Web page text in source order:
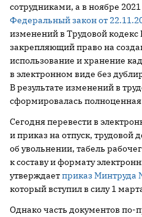
сотрудниками, а в ноябре
Федеральный закон от
изменений в Трудовой
закрепляющий право на
использование и хранение
в электронном виде без
В результате изменений в
сформировалась
Сегодня перевести в
и приказ на отпуск, трудовой
об увольнении, табель
к составу и формату
утверждаетприказ Минтруда
который вступил в силу 1
Однако часть документов